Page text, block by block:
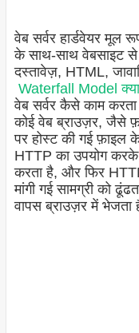
वेब सर्वर हार्डवेयर मूल
के साथ-साथ वेबसाइट से
दस्तावेज़, HTML,
Waterfall Model
वेब सर्वर कैसे काम
कोई वेब ब्राउज़र, जैसे
पर होस्ट की गई फ़ाइल
HTTP का उपयोग करके
करता है, और फिर
मांगी गई सामग्री को
वापस ब्राउज़र में भेजता